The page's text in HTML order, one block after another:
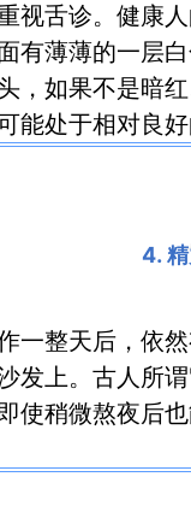
视舌诊。健康
有薄薄的一层
，如果不是暗
能处于相对良好
4.
一整天后，依
发上。古人所
使稍微熬夜后